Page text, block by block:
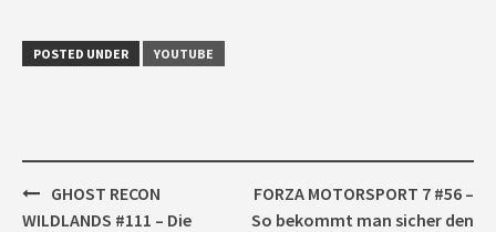
POSTED UNDER YOUTUBE
Post
navigation
GHOST RECON
WILDLANDS #111 – Die
FORZA MOTORSPORT 7 #56 –
So bekommt man sicher den